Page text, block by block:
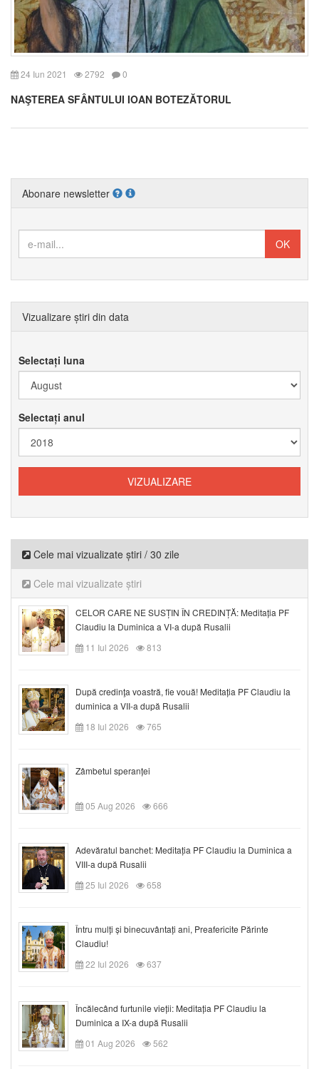
24 Iun 2021 2792 0
NAŞTEREA SFÂNTULUI IOAN BOTEZĂTORUL
Abonare newsletter
Vizualizare știri din data
Selectați luna
Selectați anul
Cele mai vizualizate știri / 30 zile
Cele mai vizualizate știri
CELOR CARE NE SUSȚIN ÎN CREDINȚĂ: Meditația PF
Claudiu la Duminica a VI-a după Rusalii
11 Iul 2026
813
După credinţa voastră, fie vouă! Meditația PF Claudiu la
duminica a VII-a după Rusalii
18 Iul 2026
765
Zâmbetul speranței
05 Aug 2026 666
Adevăratul banchet: Meditația PF Claudiu la Duminica a
VIII-a după Rusalii
25 Iul 2026
658
Întru mulți și binecuvântați ani, Preafericite Părinte
Claudiu!
22 Iul 2026
637
Încălecând furtunile vieții: Meditația PF Claudiu la
Duminica a IX-a după Rusalii
01 Aug 2026
562